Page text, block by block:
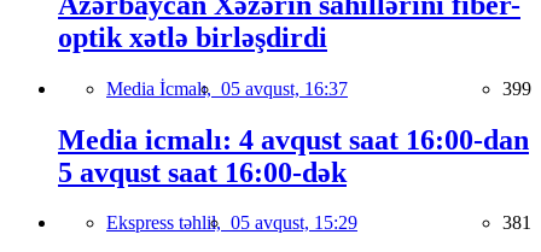
optik xətlə birləşdirdi
Media İcmalı, 05 avqust, 16:37 399
Media icmalı: 4 avqust saat 16:00-dan
5 avqust saat 16:00-dək
Ekspress təhlil, 05 avqust, 15:29 381